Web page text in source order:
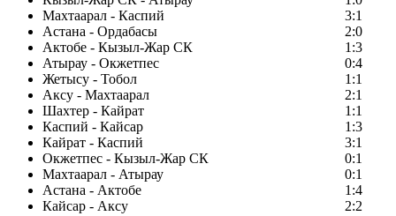
Махтаарал - Каспий
3:1
Астана - Ордабасы
2:0
Актобе - Кызыл-Жар СК
1:3
Атырау - Окжетпес
0:4
Жетысу - Тобол
1:1
Аксу - Махтаарал
2:1
Шахтер - Кайрат
1:1
Каспий - Кайсар
1:3
Кайрат - Каспий
3:1
Окжетпес - Кызыл-Жар СК
0:1
Махтаарал - Атырау
0:1
Астана - Актобе
1:4
Кайсар - Аксу
2:2